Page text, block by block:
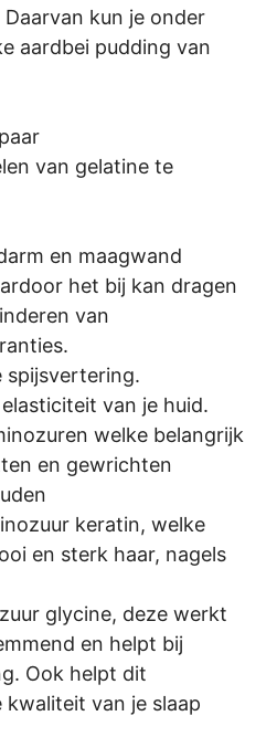
kun je onder
aardbei pudding van
van gelatine te
en maagwand
het bij kan dragen
van
spijsvertering.
van je huid.
welke belangrijk
en gewrichten
keratin, welke
en sterk haar, nagels
glycine, deze werkt
en helpt bij
Ook helpt dit
kwaliteit van je slaap